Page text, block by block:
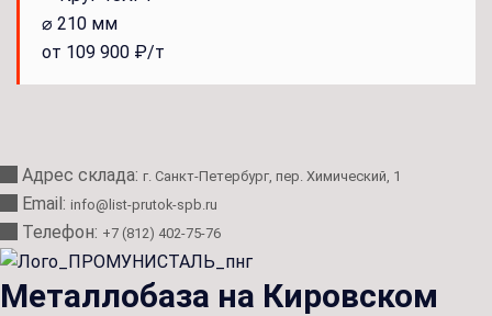
⌀ 210 мм
от 109 900 ₽/т
Адрес склада: г. Санкт-Петербург, пер. Химический, 1
Email: info@list-prutok-spb.ru
Телефон: +7 (812) 402-75-76
Металлобаза на Кировском